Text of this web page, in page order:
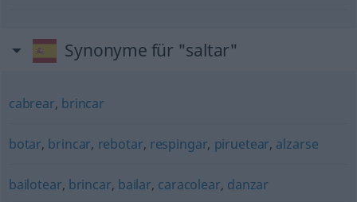
Synonyme für "saltar"
cabrear, brincar
botar, brincar, rebotar, respingar, piruetear, alzarse
bailotear, brincar, bailar, caracolear, danzar